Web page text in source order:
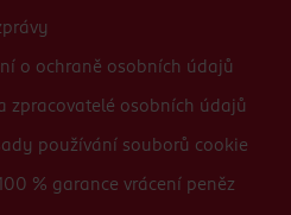
o ochraně osobních údajů
zpracovatelé osobních údajů
používání souborů cookie
% garance vrácení peněz